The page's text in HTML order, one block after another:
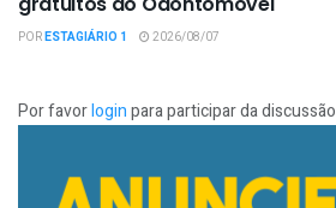
PORESTAGIÁRIO 1 2026/08/07
Por favorloginpara participar da discussão